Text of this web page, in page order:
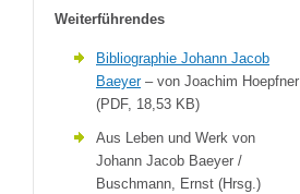
Weiterführendes
Bibliographie Johann Jacob
Baeyer– von Joachim Hoepfner
(PDF, 18,53 KB)
Aus Leben und Werk von
Johann Jacob Baeyer /
Buschmann, Ernst (Hrsg.)